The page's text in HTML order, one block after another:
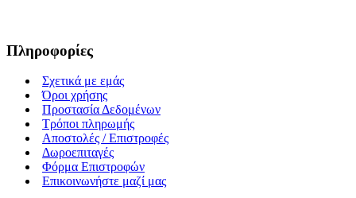
Πληροφορίες
Σχετικά με εμάς
Όροι χρήσης
Προστασία Δεδομένων
Τρόποι πληρωμής
Αποστολές / Επιστροφές
Δωροεπιταγές
Φόρμα Επιστροφών
Επικοινωνήστε μαζί μας